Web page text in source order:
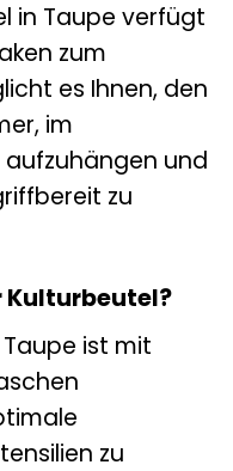
in Taupe verfügt
zum
es Ihnen, den
im
und
zu
Kulturbeutel?
ist mit
zu